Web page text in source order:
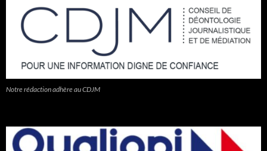
Notre rédaction adhère au CDJM